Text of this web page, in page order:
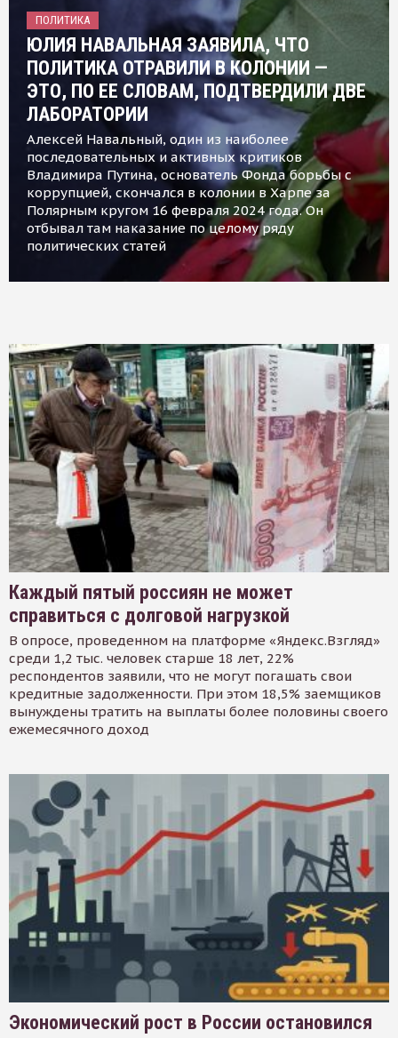
ПОЛИТИКА
ЮЛИЯ НАВАЛЬНАЯ ЗАЯВИЛА, ЧТО
ПОЛИТИКА ОТРАВИЛИ В КОЛОНИИ —
ЭТО, ПО ЕЕ СЛОВАМ, ПОДТВЕРДИЛИ ДВЕ
ЛАБОРАТОРИИ
Алексей Навальный, один из наиболее
последовательных и активных критиков
Владимира Путина, основатель Фонда борьбы с
коррупцией, скончался в колонии в Харпе за
Полярным кругом 16 февраля 2024 года. Он
отбывал там наказание по целому ряду
политических статей
Каждый пятый россиян не может
справиться с долговой нагрузкой
В опросе, проведенном на платформе «Яндекс.Взгляд»
среди 1,2 тыс. человек старше 18 лет, 22%
респондентов заявили, что не могут погашать свои
кредитные задолженности. При этом 18,5% заемщиков
вынуждены тратить на выплаты более половины своего
ежемесячного доход
Экономический рост в России остановился